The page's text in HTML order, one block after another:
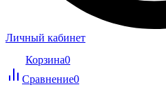
Личный кабинет
Корзина0
Сравнение0